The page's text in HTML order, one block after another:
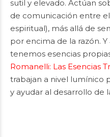
sutil y elevado. Actúan
de comunicación entre
espiritual), más allá de
por encima de la razón.
tenemos esencias
Romanelli: Las Esencias
trabajan a nivel lumínico
y ayudar al desarrollo de